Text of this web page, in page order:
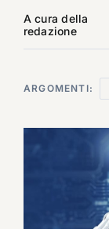
A cura della
redazione
ARGOMENTI: